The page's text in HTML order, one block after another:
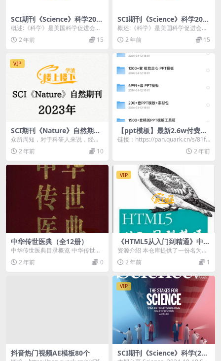
SCI期刊《Science》科学202
2年全年精校收藏版周刊高清
无水印PDF 原版外刊
概述:《科学》是美国科学促进会的
学术期刊，被认为是世界上最负盛
名的科学期刊之一。...
2 年前 15
SCI期刊《Science》科学202
1年全年精校收藏版周刊高清
无水印PDF 原版外刊
概述:《科学》是美国科学促进会的
学术期刊，被认为是世界上最负盛
名的科学期刊之一。...
2 年前 15
VIP
SCI期刊《Nature》自然期刊
2023年合订本合集周刊高清无
众所周知，对于科研人来说，经常
阅读一些优质期刊，无论是了解最
新科研动向，还是对论...
2 年前 10
【ppt模板】最新2.6w付费PP
T模板73.4gb
链接：https://pan.quark.cn/s/81f7
2 年前
中华传世医典（全12册）
中华传世医典目录概览 中华传世医
典内容丰富多样，涵盖了广泛的医
学领域。首先，医经...
2 年前 0
VIP
《HTML5从入门到精通》中文
学习教程PDF
资源介绍 本仓库提供了一份名为
《HTML5从入门到精通》中文学习
教程的PDF文件...
2 年前 1
抖音热门视频AE模板80个
VIP
SCI期刊《Science》科学(202